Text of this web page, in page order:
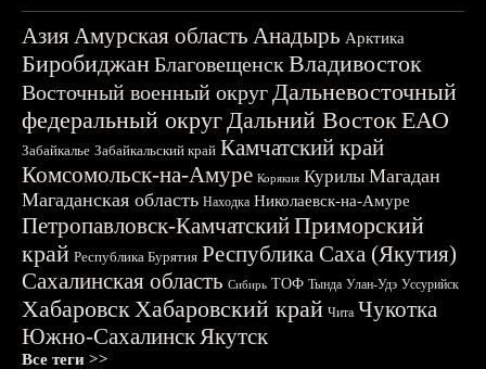
АзияАмурская область Анадырь Арктика
БиробиджанБлаговещенскВладивосток
Восточный военный округДальневосточный
федеральный округДальний ВостокЕАО
Забайкалье Забайкальский край Камчатский край
Комсомольск-на-Амуре Корякия Курилы Магадан
Магаданская область Находка Николаевск-на-Амуре
Петропавловск-КамчатскийПриморский
край Республика Бурятия Республика Саха (Якутия)
Сахалинская область Сибирь ТОФ Тында Улан-Удэ Уссурийск
ХабаровскХабаровский край Чита Чукотка
Южно-СахалинскЯкутск
Все теги >>